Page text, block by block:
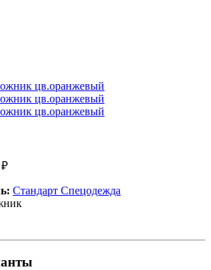
₽
Стандарт Спецодежда